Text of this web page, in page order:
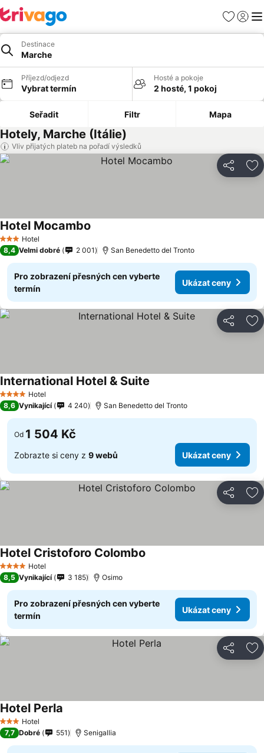
Oblíbené
Destinace
Marche
Příjezd/odjezd
Vybrat termín
Hosté a pokoje
2 hosté, 1 pokoj
Seřadit Filtr Mapa
Hotely, Marche (Itálie)
Vliv přijatých plateb na pořadí výsledků
Sdílet
3 Počet hvězdiček
Hotel
Hotel Mocambo
8,4 Velmi dobré 2 001 San Benedetto del Tronto
Pro zobrazení přesných cen vyberte
termín
Ukázat ceny
Sdílet
4 Počet hvězdiček
Hotel
International Hotel & Suite
8,6 Vynikající 4 240 San Benedetto del Tronto
Od 1 504 Kč
Zobrazte si ceny z 9 webů Ukázat ceny
Sdílet
4 Počet hvězdiček
Hotel
Hotel Cristoforo Colombo
8,5 Vynikající 3 185 Osimo
Pro zobrazení přesných cen vyberte
termín
Ukázat ceny
Sdílet
3 Počet hvězdiček
Hotel
Hotel Perla
7,7 Dobré 551 Senigallia